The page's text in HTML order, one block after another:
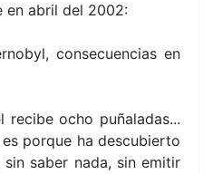
en abril del 2002:
en
recibe ocho puñaladas...
porque ha descubierto
sin saber nada, sin emitir